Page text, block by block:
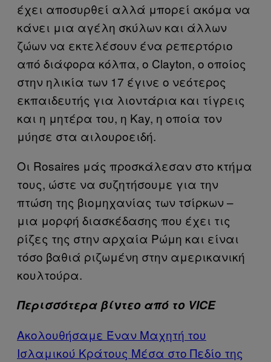
έχει αποσυρθεί αλλά μπορεί ακόμα να
κάνει μια αγέλη σκύλων και άλλων
ζώων να εκτελέσουν ένα ρεπερτόριο
από διάφορα κόλπα, ο Clayton, ο οποίος
στην ηλικία των 17 έγινε ο νεότερος
εκπαιδευτής για λιοντάρια και τίγρεις
και η μητέρα του, η Kay, η οποία τον
μύησε στα αιλουροειδή.
Οι Rosaires μάς προσκάλεσαν στο κτήμα
τους, ώστε να συζητήσουμε για την
πτώση της βιομηχανίας των τσίρκων –
μια μορφή διασκέδασης που έχει τις
ρίζες της στην αρχαία Ρώμη και είναι
τόσο βαθιά ριζωμένη στην αμερικανική
κουλτούρα.
Περισσότερα βίντεο από το VICE
Ακολουθήσαμε Έναν Μαχητή του
Ισλαμικού Κράτους Μέσα στο Πεδίο της